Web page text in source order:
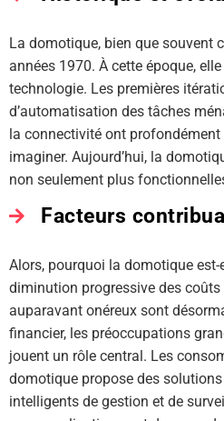
La domotique, bien que souvent
années 1970. À cette époque,
technologie. Les premières
d’automatisation des tâches
la connectivité ont
imaginer. Aujourd’hui, la
non seulement plus
Facteurs
Alors, pourquoi la domotique
diminution progressive des
auparavant onéreux sont
financier, les préoccupations
jouent un rôle central. Les
domotique propose des
intelligents de gestion et de